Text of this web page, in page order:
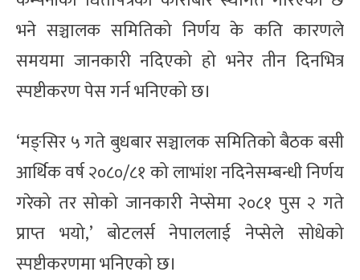
भने सञ्चालक समितिको निर्णय के कति कारणले
समयमा जानकारी नदिएको हो भनेर तीन दिनभित्र
स्पष्टीकरण पेस गर्न भनिएको छ।
‘मङ्सिर ५ गते बुधबार सञ्चालक समितिको बैठक बसी
आर्थिक वर्ष २०८०/८१ को लाभांश नदिनेसम्बन्धी निर्णय
गरेको तर सोको जानकारी नेप्सेमा २०८१ पुस २ गते
प्राप्त भयो,’ बोटलर्स नेपाललाई नेप्सेले सोधेको
स्पष्टीकरणमा भनिएको छ।